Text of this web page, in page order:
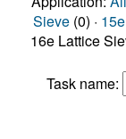
Sieve (0) ·
16e Lattice
Task name: